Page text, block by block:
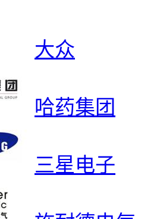
大众
哈药集团
三星电子